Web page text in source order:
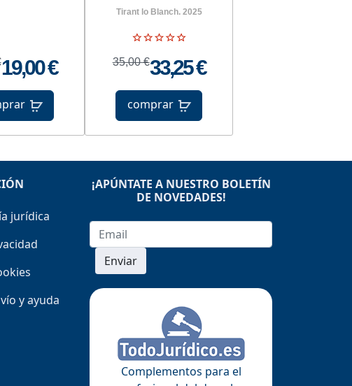
19,00 €
Tirant lo Blanch. 2025
35,00 €33,25 €
comprar
jurídica
y ayuda
¡APÚNTATE A NUESTRO BOLETÍN
DE NOVEDADES!
Enviar
Complementos para el